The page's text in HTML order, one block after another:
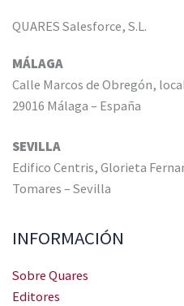
QUARES Salesforce, S.L.
MÁLAGA
Calle Marcos de Obregón,
29016 Málaga – España
SEVILLA
Edifico Centris, Glorieta
Tomares – Sevilla
INFORMACIÓN
Sobre Quares
Editores